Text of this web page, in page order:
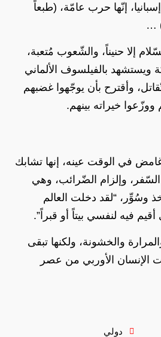
إنّها حرب عامّة، (طبعاً
…
إلا حنيناً، والشّعوب مُتعبة،
بالفيلسوف الألماني
وأقترح بأن يوجّهوا غضبهم
ووزّعوا خيراته بينهم.
في الوقت عينه، إنها تشابك
وإلزام الضّرائب، وهي
وسُوِّر، “لقد دخلت العالم
فيه لنفسي بيتاً أو قبراً”.
والخشونة، ولكنها تبقى
الإنسان الأوربي من عصر
دولي